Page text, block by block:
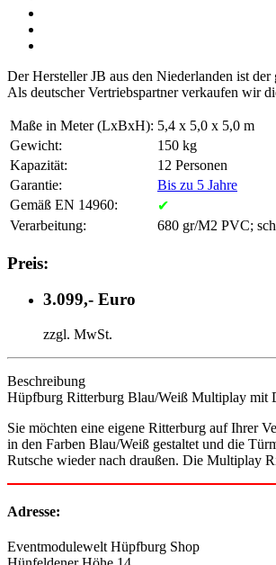
Der Hersteller JB aus den Niederlanden ist
Als deutscher Vertriebspartner verkaufen wir
Maße in Meter (LxBxH): 5,4 x 5,0 x 5,0 m
Gewicht:
150 kg
Kapazität:
12 Personen
Garantie:
Bis zu 5 Jahre
Gemäß EN 14960:
✔
Verarbeitung:
680 gr/M2 PVC;
Preis:
3.099,- Euro
zzgl. MwSt.
Beschreibung
Hüpfburg Ritterburg Blau/Weiß Multiplay mit
Sie möchten eine eigene Ritterburg auf Ihrer
in den Farben Blau/Weiß gestaltet und die
Rutsche wieder nach draußen. Die Multiplay
Adresse:
Eventmodulewelt Hüpfburg Shop